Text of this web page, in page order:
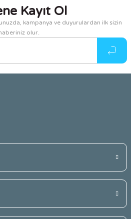
ederiz.
veya görüntülenemiyor.
bilgiler bulunuyor.
bulunuyor.
Kayıt Ol
kampanya ve duyurulardan ilk sizin
olur.